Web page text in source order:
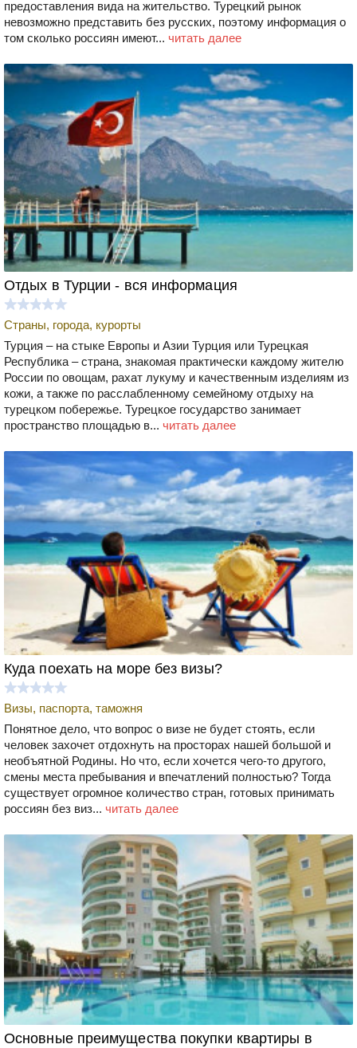
предоставления вида на жительство. Турецкий рынок
невозможно представить без русских, поэтому информация о
том сколько россиян имеют... читать далее
Отдых в Турции - вся информация
Страны, города, курорты
Турция – на стыке Европы и Азии Турция или Турецкая
Республика – страна, знакомая практически каждому жителю
России по овощам, рахат лукуму и качественным изделиям из
кожи, а также по расслабленному семейному отдыху на
турецком побережье. Турецкое государство занимает
пространство площадью в... читать далее
Куда поехать на море без визы?
Визы, паспорта, таможня
Понятное дело, что вопрос о визе не будет стоять, если
человек захочет отдохнуть на просторах нашей большой и
необъятной Родины. Но что, если хочется чего-то другого,
смены места пребывания и впечатлений полностью? Тогда
существует огромное количество стран, готовых принимать
россиян без виз... читать далее
Основные преимущества покупки квартиры в